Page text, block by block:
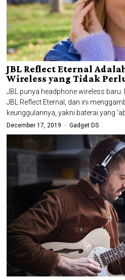
JBL Reflect Eternal
Wireless yang Tidak
JBL punya headphone wireless
JBL Reflect Eternal, dan ini
keunggulannya, yakni baterai yang
December 17, 2019 Gadget DS